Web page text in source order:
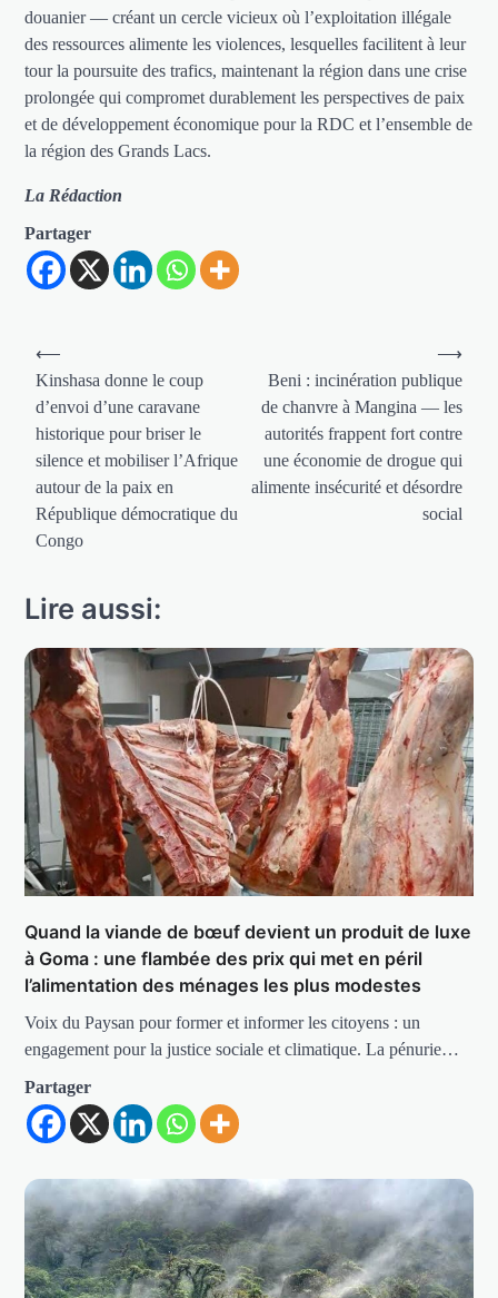
douanier — créant un cercle vicieux où l’exploitation illégale
des ressources alimente les violences, lesquelles facilitent à leur
tour la poursuite des trafics, maintenant la région dans une crise
prolongée qui compromet durablement les perspectives de paix
et de développement économique pour la RDC et l’ensemble de
la région des Grands Lacs.
La Rédaction
Partager
Navigation
de
l’article
⟵
Kinshasa donne le coup
d’envoi d’une caravane
historique pour briser le
silence et mobiliser l’Afrique
autour de la paix en
République démocratique du
Congo
Beni : incinération publique
de chanvre à Mangina — les
autorités frappent fort contre
une économie de drogue qui
alimente insécurité et désordre
social
⟶
Lire aussi:
Quand la viande de bœuf devient un produit de luxe
à Goma : une flambée des prix qui met en péril
l’alimentation des ménages les plus modestes
Voix du Paysan pour former et informer les citoyens : un
engagement pour la justice sociale et climatique. La pénurie…
Partager